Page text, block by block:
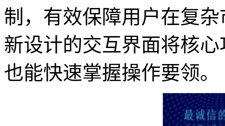
制，有效保障用户在复
新设计的交互界面将核
也能快速掌握操作要领。